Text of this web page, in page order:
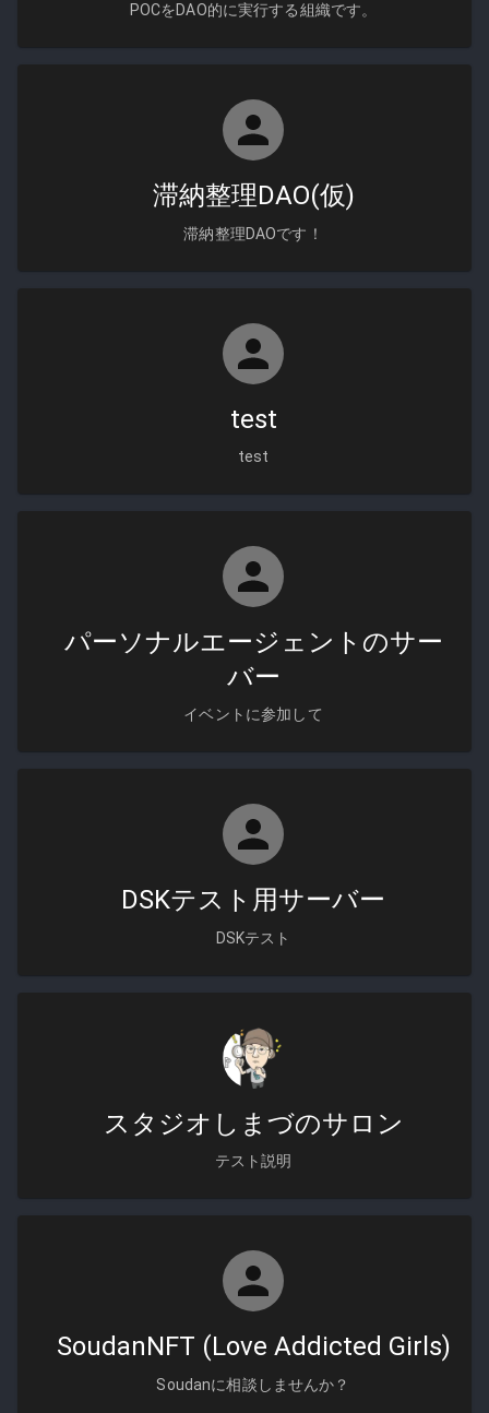
POCをDAO的に実行する組織です。
滞納整理DAO(仮)
滞納整理DAOです！
test
test
パーソナルエージェントのサー
バー
イベントに参加して
DSKテスト用サーバー
DSKテスト
スタジオしまづのサロン
テスト説明
SoudanNFT (Love Addicted Girls)
Soudanに相談しませんか？